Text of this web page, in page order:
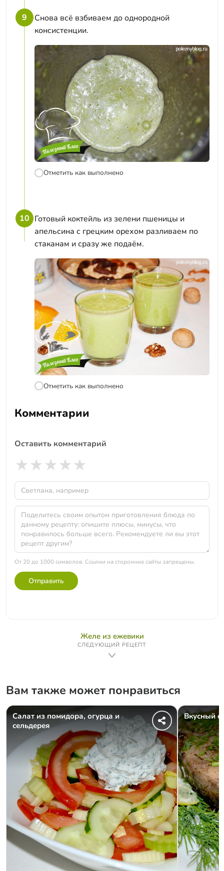
9
Снова всё взбиваем до однородной
консистенции.
Отметить как выполнено
10 Готовый коктейль из зелени пшеницы и
апельсина с грецким орехом разливаем по
стаканам и сразу же подаём.
Отметить как выполнено
Комментарии
Оставить комментарий
★★★★★
От 20 до 1000 символов. Ссылки на сторонние сайты запрещены.
Отправить
Желе из ежевики
СЛЕДУЮЩИЙ РЕЦЕПТ
Вам также может понравиться
Салат из помидора, огурца и
сельдерея
Вкусный